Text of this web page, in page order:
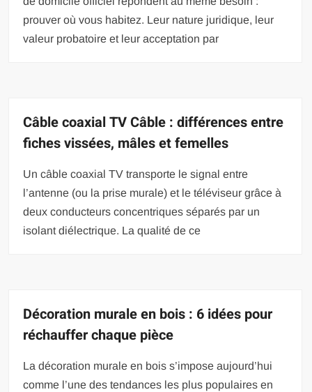
prouver où vous habitez. Leur nature juridique, leur
valeur probatoire et leur acceptation par
Câble coaxial TV Câble : différences entre
fiches vissées, mâles et femelles
Un câble coaxial TV transporte le signal entre
l’antenne (ou la prise murale) et le téléviseur grâce à
deux conducteurs concentriques séparés par un
isolant diélectrique. La qualité de ce
Décoration murale en bois : 6 idées pour
réchauffer chaque pièce
La décoration murale en bois s’impose aujourd’hui
comme l’une des tendances les plus populaires en